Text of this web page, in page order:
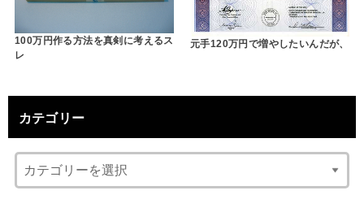
100万円作る方法を真剣に考えるス
レ
元手120万円で増やしたいんだが、
カテゴリー